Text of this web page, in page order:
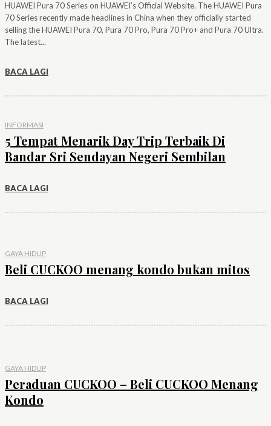
HUAWEI Pura 70 Series on HUAWEI’s Official Website. The HUAWEI Pura
70 Series recently made headlines in China when they officially started
selling the HUAWEI Pura 70, Pura 70 Pro, Pura 70 Pro+ and Pura 70 Ultra.
The latest...
BACA LAGI
INFORMASI
5 Tempat Menarik Day Trip Terbaik Di
Bandar Sri Sendayan Negeri Sembilan
BACA LAGI
GAYA HIDUP
Beli CUCKOO menang kondo bukan mitos
BACA LAGI
GAYA HIDUP
Peraduan CUCKOO – Beli CUCKOO Menang
Kondo